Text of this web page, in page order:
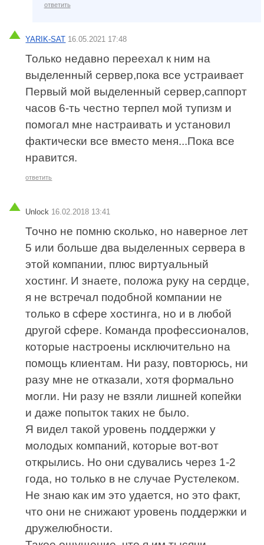
ответить
YARIK-SAT 16.05.2021 17:48
Только недавно переехал к ним на
выделенный сервер,пока все устраивает
Первый мой выделенный сервер,саппорт
часов 6-ть честно терпел мой тупизм и
помогал мне настраивать и установил
фактически все вместо меня...Пока все
нравится.
ответить
Unlock 16.02.2018 13:41
Точно не помню сколько, но наверное лет
5 или больше два выделенных сервера в
этой компании, плюс виртуальный
хостинг. И знаете, положа руку на сердце,
я не встречал подобной компании не
только в сфере хостинга, но и в любой
другой сфере. Команда профессионалов,
которые настроены исключительно на
помощь клиентам. Ни разу, повторюсь, ни
разу мне не отказали, хотя формально
могли. Ни разу не взяли лишней копейки
и даже попыток таких не было.
Я видел такой уровень поддержки у
молодых компаний, которые вот-вот
открылись. Но они сдувались через 1-2
года, но только в не случае Рустелеком.
Не знаю как им это удается, но это факт,
что они не снижают уровень поддержки и
дружелюбности.